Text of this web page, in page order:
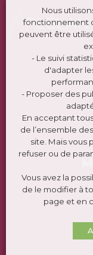
Nous
fonctionnement
peuvent être
- Le suivi
d'adapter
- Proposer des
En acceptant
de l’ensemble
site. Mais vous
refuser ou de
Vous avez la
de le modifier à
page et en